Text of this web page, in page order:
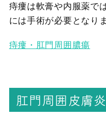
痔瘻は軟膏や内服薬で
には手術が必要となりま
痔瘻・肛門周囲膿瘍
肛門周囲皮膚炎